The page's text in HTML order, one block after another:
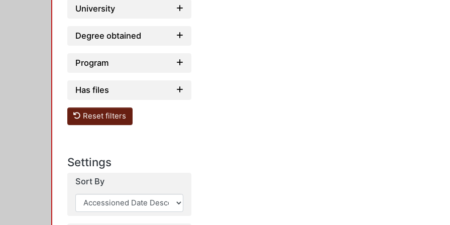
University
Degree obtained
Program
Has files
Reset filters
Settings
Sort By